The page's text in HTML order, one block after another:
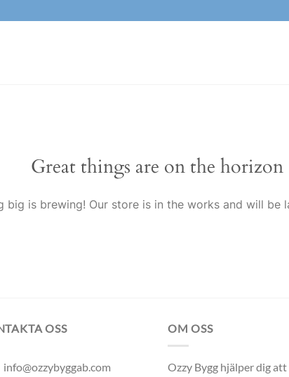
Great things are on the horizon
big is brewing! Our store is in the works and will be
OSS
info@ozzybyggab.com
OM OSS
Ozzy Bygg hjälper dig att